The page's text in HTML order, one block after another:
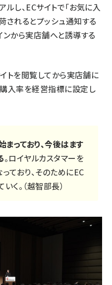
し、ECサイトで「お気に入
されるとプッシュ通知する
ンから実店舗へと誘導する
トを閲覧してから実店舗に
入率を経営指標に設定し
っており、今後はます
。ロイヤルカスタマーを
ており、そのためにEC
く。（越智部長）